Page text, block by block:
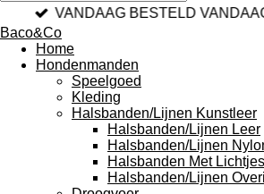
VANDAAG BESTELD
Baco&Co
Home
Hondenmanden
Speelgoed
Kleding
Halsbanden/Lijnen Kunstleer
Halsbanden/Lijnen Leer
Halsbanden/Lijnen
Halsbanden Met Lichtjes
Halsbanden/Lijnen